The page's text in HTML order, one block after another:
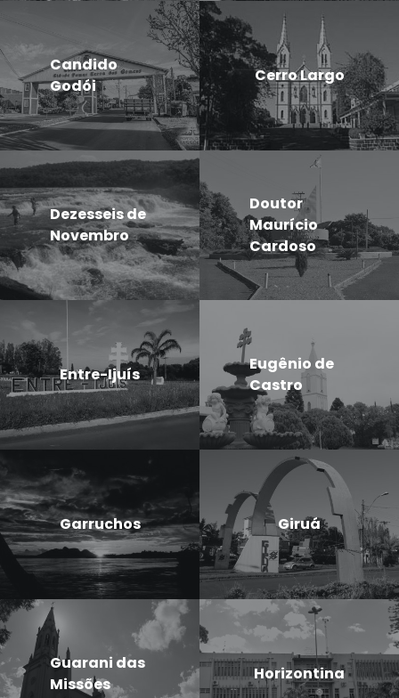
Candido
Godói
Cerro Largo
Dezesseis de
Novembro
Doutor
Maurício
Cardoso
Entre-Ijuís
Eugênio de
Castro
Garruchos Giruá
Guarani das
Missões
Horizontina